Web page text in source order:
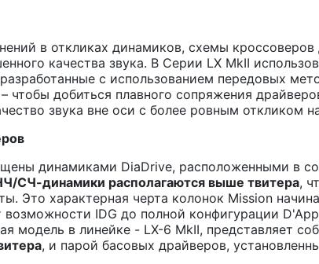
в откликах динамиков, схемы
качества звука. В Серии LX MkII
с использованием передовых
чтобы добиться плавного сопряжения
звука вне оси с более ровным откликом
динамиками DiaDrive, расположенными в
СЧ-динамики располагаются выше твитера,
Это характерная черта колонок Mission
IDG до полной конфигурации
модель в линейке - LX-6 MkII, представляет
, и парой басовых драйверов,